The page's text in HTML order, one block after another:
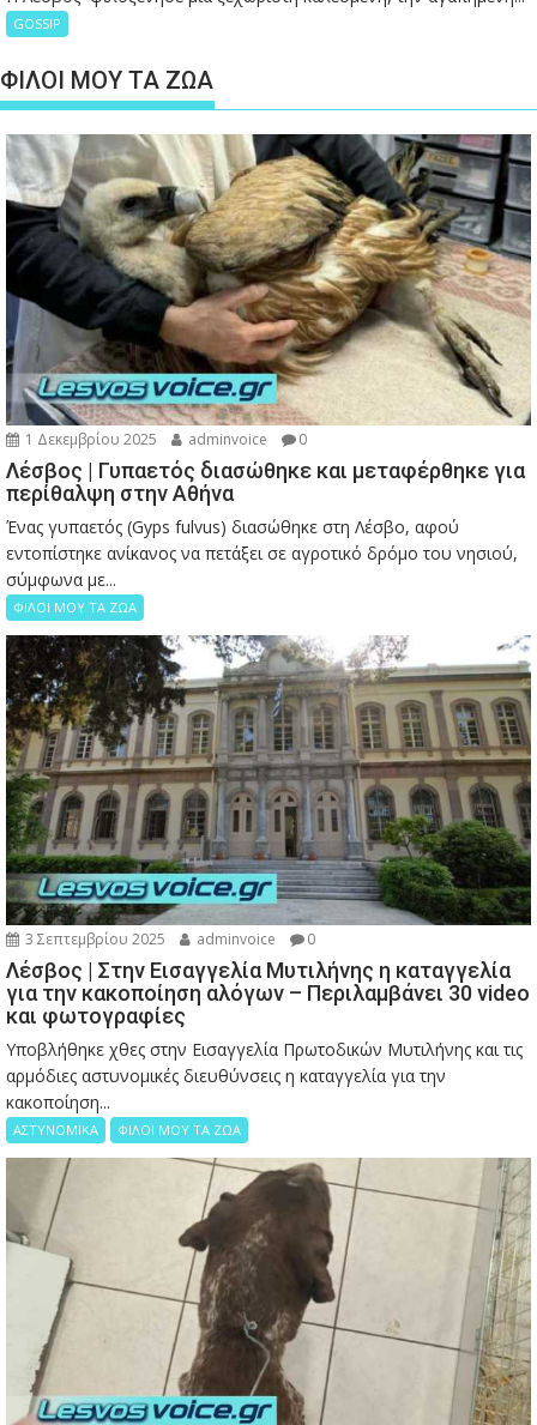
GOSSIP
ΦΙΛΟΙ ΜΟΥ ΤΑ ΖΩΑ
1 Δεκεμβρίου 2025 adminvoice 0
Λέσβος | Γυπαετός διασώθηκε και μεταφέρθηκε για
περίθαλψη στην Αθήνα
Ένας γυπαετός (Gyps fulvus) διασώθηκε στη Λέσβο, αφού
εντοπίστηκε ανίκανος να πετάξει σε αγροτικό δρόμο του νησιού,
σύμφωνα με...
ΦΙΛΟΙ ΜΟΥ ΤΑ ΖΩΑ
3 Σεπτεμβρίου 2025 adminvoice 0
Λέσβος | Στην Εισαγγελία Μυτιλήνης η καταγγελία
για την κακοποίηση αλόγων – Περιλαμβάνει 30 video
και φωτογραφίες
Υποβλήθηκε χθες στην Εισαγγελία Πρωτοδικών Μυτιλήνης και τις
αρμόδιες αστυνομικές διευθύνσεις η καταγγελία για την
κακοποίηση...
ΑΣΤΥΝΟΜΙΚΑ ΦΙΛΟΙ ΜΟΥ ΤΑ ΖΩΑ